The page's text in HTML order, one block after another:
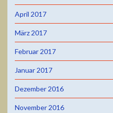
April 2017
März 2017
Februar 2017
Januar 2017
Dezember 2016
November 2016